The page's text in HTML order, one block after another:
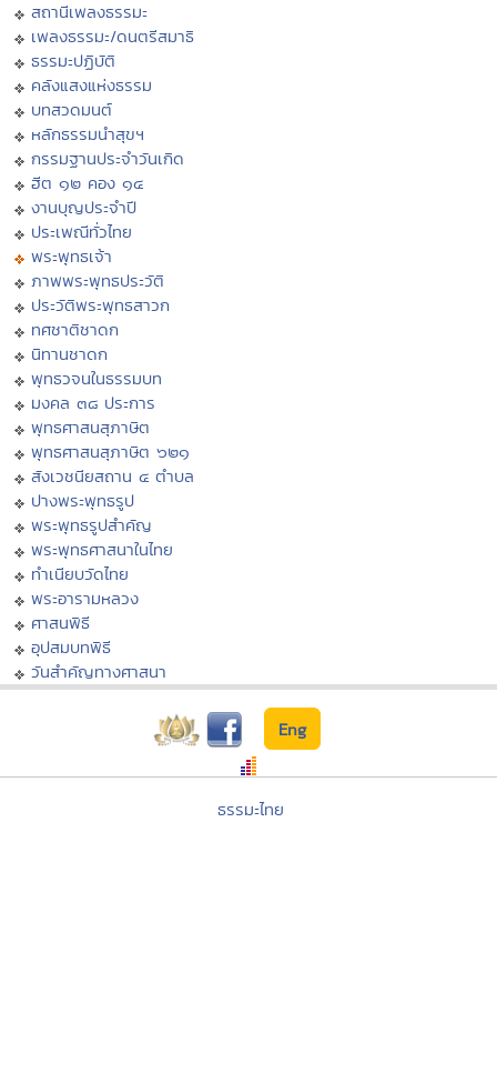
สถานีเพลงธรรมะ
เพลงธรรมะ/ดนตรีสมาธิ
ธรรมะปฏิบัติ
คลังแสงแห่งธรรม
บทสวดมนต์
หลักธรรมนำสุขฯ
กรรมฐานประจำวันเกิด
ฮีต ๑๒ คอง ๑๔
งานบุญประจำปี
ประเพณีทั่วไทย
พระพุทธเจ้า
ภาพพระพุทธประวัติ
ประวัติพระพุทธสาวก
ทศชาติชาดก
นิทานชาดก
พุทธวจนในธรรมบท
มงคล ๓๘ ประการ
พุทธศาสนสุภาษิต
พุทธศาสนสุภาษิต ๖๒๑
สังเวชนียสถาน ๔ ตำบล
ปางพระพุทธรูป
พระพุทธรูปสำคัญ
พระพุทธศาสนาในไทย
ทำเนียบวัดไทย
พระอารามหลวง
ศาสนพิธี
อุปสมบทพิธี
วันสำคัญทางศาสนา
Eng
ธรรมะไทย